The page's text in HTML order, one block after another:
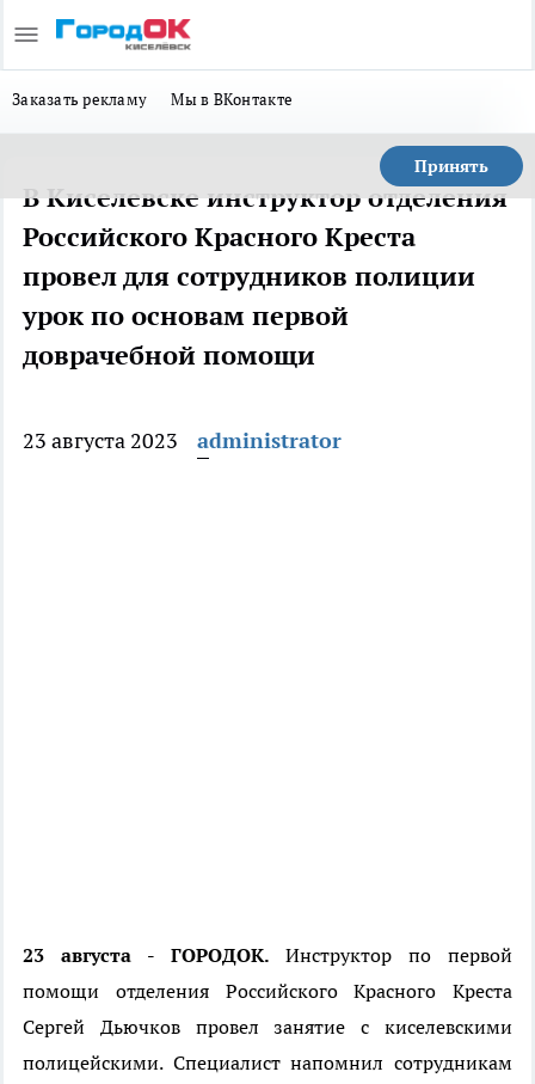
Заказать рекламу Мы в ВКонтакте
Принять
В Киселевске инструктор отделения
Российского Красного Креста
провел для сотрудников полиции
урок по основам первой
доврачебной помощи
23 августа 2023 administrator
23 августа - ГОРОДОК. Инструктор по первой
помощи отделения Российского Красного Креста
Сергей Дьючков провел занятие с киселевскими
полицейскими. Специалист напомнил сотрудникам